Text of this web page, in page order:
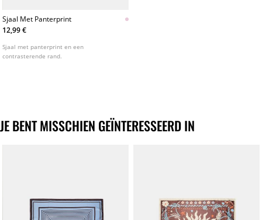
Sjaal Met Panterprint
12,99 €
Sjaal met panterprint en een
contrasterende rand.
JE BENT MISSCHIEN GEÏNTERESSEERD IN